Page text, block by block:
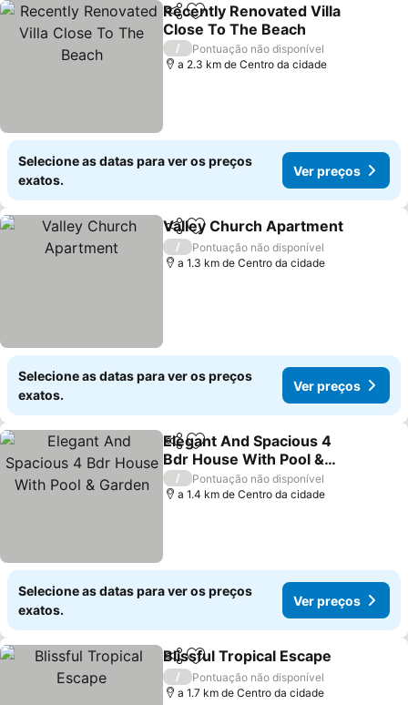
PartilharAdicionar aos favoritos
Recently Renovated Villa
Close To The Beach
Ver preços
/
Pontuação não disponível
a 2.3 km de Centro da cidade
Selecione as datas para ver os preços
exatos.
Ver preços
PartilharAdicionar aos favoritos
Valley Church Apartment
/
Pontuação não disponível
a 1.3 km de Centro da cidade
Selecione as datas para ver os preços
exatos.
Ver preços
PartilharAdicionar aos favoritos
Elegant And Spacious 4
Bdr House With Pool &
Garden
Ver preços
/
Pontuação não disponível
a 1.4 km de Centro da cidade
Selecione as datas para ver os preços
exatos.
Ver preços
PartilharAdicionar aos favoritos
Blissful Tropical Escape
/
Pontuação não disponível
a 1.7 km de Centro da cidade